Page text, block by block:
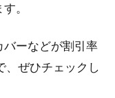
。
ーなどが割引率
、ぜひチェックし